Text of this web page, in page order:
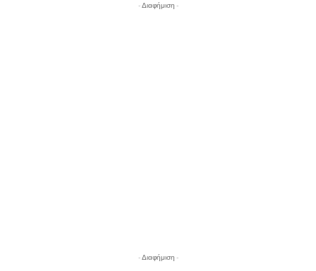
- Διαφήμιση -
- Διαφήμιση -